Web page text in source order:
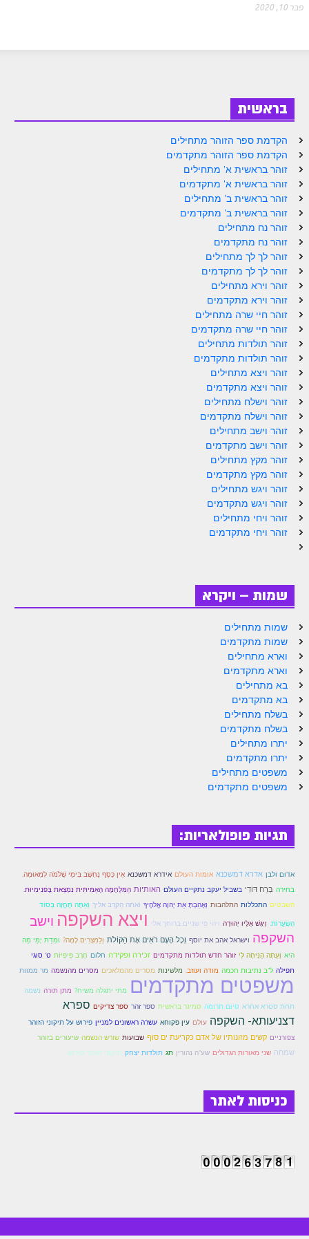
פבר 10, 2020
בראשית
הקדמת ספר הזוהר מתחילים
הקדמת ספר הזוהר מתקדמים
זוהר בראשית א' מתחילים
זוהר בראשית א' מתקדמים
זוהר בראשית ב' מתחילים
זוהר בראשית ב' מתקדמים
זוהר נח מתחילים
זוהר נח מתקדמים
זוהר לך לך מתחילים
זוהר לך לך מתקדמים
זוהר וירא מתחילים
זוהר וירא מתקדמים
זוהר חיי שרה מתחילים
זוהר חיי שרה מתקדמים
זוהר תולדות מתחילים
זוהר תולדות מתקדמים
זוהר ויצא מתחילים
זוהר ויצא מתקדמים
זוהר וישלח מתחילים
זוהר וישלח מתקדמים
זוהר וישב מתחילים
זוהר וישב מתקדמים
זוהר מקץ מתחילים
זוהר מקץ מתקדמים
זוהר ויגש מתחילים
זוהר ויגש מתקדמים
זוהר ויחי מתחילים
זוהר ויחי מתקדמים
שמות – ויקרא
שמות מתחילים
שמות מתקדמים
וארא מתחילים
וארא מתקדמים
בא מתחילים
בא מתקדמים
בשלח מתחילים
בשלח מתקדמים
יתרו מתחילים
יתרו מתקדמים
משפטים מתחילים
משפטים מתקדמים
תגיות פופולאריות:
אדום ולבן אדרא דמשכנא אומות העולם אידרא דמשכנא אֵין כֶּסֶף נֶחְשָׁב בִּימֵי שְׁלֹמֹה לִמְאוּמָה.
בחירה בְּרַח דּוֹדִי בשביל יעקב נתקיים העולם האותיות הַמִּלְחָמָה הָאַמִּיתִּית נִמְצֵאת בָּפּנִימִיוּת.
השבטים התכללות התלהבות וְאָהַבְתָּ אֵת יְהוָה אֱלֹהֶיךָ ואתה הַקרֵב אליך וְאַתָּה תֶּחֱזֶה בְּסוֹד
הַשְׂעַַָרוֹת. וַיִּגַּשׁ אֵלָיו יְהוּדָה ויהי פי שניים ברוחך אלי ויצא השקפה וישב
השקפה וישראל אהב את יוסף וְכָל הָעָם רֹאִים אֶת הַקּוֹלֹת וְלַמִּצְרִים לָמָּה? וּמִדַּת יָמַי מַה
הִיא וְעַתָּה הַנִּיחָה לִּי זוהר חדש תולדות מתקדמים זכירה ופקידה חלום חֶרֶב פִּיפִיּוֹת ט' סוגי
תפילה ל"ב נתיבות חכמה מודה ועוזב. מלשינות מסרים מהמלאכים מסרים מהנשמה מר ממוות
משפטים מתקדמים מתי יתגלה משיח? מתן תורה נשמה
תחת סטרא אחרא סיום תרומה סמינר בראשית ספר זהר ספר צדיקים ספרא
דצניעותא- השקפה עולם עין פקוחא עשרה ראשונים למניין פירוש על תיקוני הזוהר
צפורניים קשים מזונותיו של אדם כקריעת ים סוף שבועות שורש הנשמה שיעורים בזוהר
שמחה שני מאורות הגדולים שע"ה נהורין תג תולדות יצחק תיקוני הזוהר פירוש
כניסות לאתר